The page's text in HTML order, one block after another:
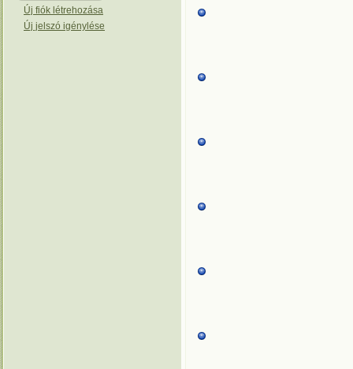
Új fiók létrehozása
Új jelszó igénylése